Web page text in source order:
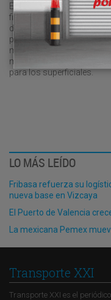
Esta crisis pone de
fiscal débil están en una
demás para que les
pedir mutualizar los
manifestaciones de la
menos serias y rigurosas.
para los superficiales.
LO MÁS LEÍDO
Fribasa refuerza su
nueva base en Vizcaya
El Puerto de Valencia
La mexicana Pemex
Transporte XXI
Transporte XXI es el